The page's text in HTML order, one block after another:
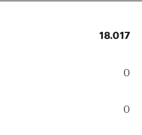
18.017
0
0